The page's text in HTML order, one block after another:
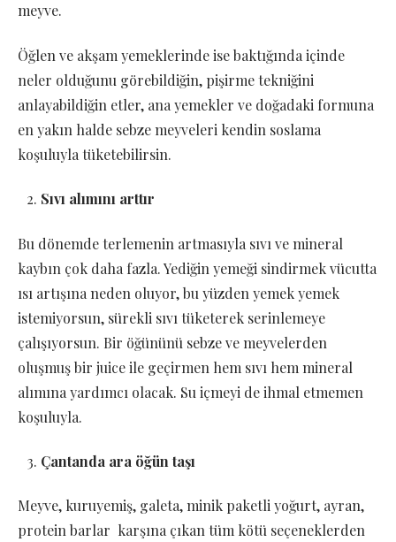
meyve.
Öğlen ve akşam yemeklerinde ise baktığında içinde
neler olduğunu görebildiğin, pişirme tekniğini
anlayabildiğin etler, ana yemekler ve doğadaki formuna
en yakın halde sebze meyveleri kendin soslama
koşuluyla tüketebilirsin.
Sıvı alımını arttır
Bu dönemde terlemenin artmasıyla sıvı ve mineral
kaybın çok daha fazla. Yediğin yemeği sindirmek vücutta
ısı artışına neden oluyor, bu yüzden yemek yemek
istemiyorsun, sürekli sıvı tüketerek serinlemeye
çalışıyorsun. Bir öğününü sebze ve meyvelerden
oluşmuş bir juice ile geçirmen hem sıvı hem mineral
alımına yardımcı olacak. Su içmeyi de ihmal etmemen
koşuluyla.
Çantanda ara öğün taşı
Meyve, kuruyemiş, galeta, minik paketli yoğurt, ayran,
protein barlar karşına çıkan tüm kötü seçeneklerden